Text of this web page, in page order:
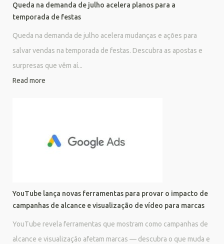
Queda na demanda de julho acelera planos para a
temporada de festas
Queda na demanda de julho acelera mudanças e ações para
salvar vendas na temporada de festas. Descubra as apostas e
surpresas que vêm aí...
Read more
YouTube lança novas ferramentas para provar o impacto de
campanhas de alcance e visualização de vídeo para marcas
YouTube revela ferramentas que mostram como campanhas de
alcance e visualização afetam marcas — descubra o que muda e